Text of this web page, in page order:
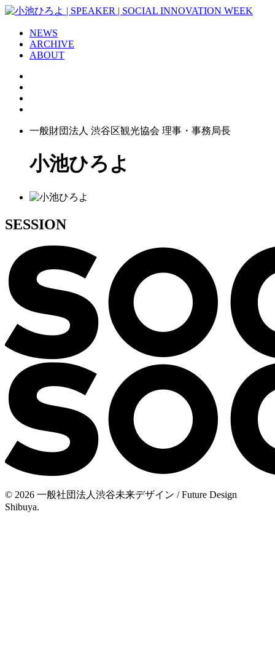
NEWS
ARCHIVE
ABOUT
一般財団法人 渋谷区観光協会 理事・事務局長
小池ひろよ
SESSION
© 2026 一般社団法人渋谷未来デザイン / Future Design
Shibuya.